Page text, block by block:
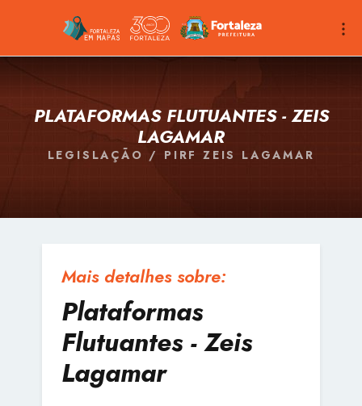
PLATAFORMAS FLUTUANTES - ZEIS
LAGAMAR
LEGISLAÇÃO / PIRF ZEIS LAGAMAR
Mais detalhes sobre:
Plataformas
Flutuantes - Zeis
Lagamar